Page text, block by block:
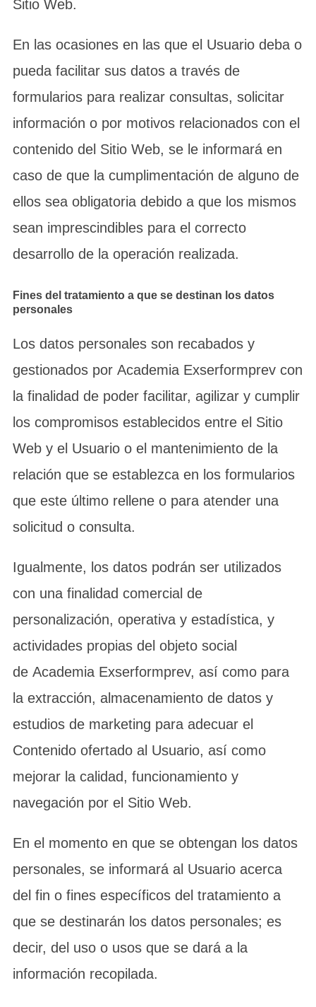
Sitio Web.
En las ocasiones en las que el Usuario deba o
pueda facilitar sus datos a través de
formularios para realizar consultas, solicitar
información o por motivos relacionados con el
contenido del Sitio Web, se le informará en
caso de que la cumplimentación de alguno de
ellos sea obligatoria debido a que los mismos
sean imprescindibles para el correcto
desarrollo de la operación realizada.
Fines del tratamiento a que se destinan los datos
personales
Los datos personales son recabados y
gestionados por Academia Exserformprev con
la finalidad de poder facilitar, agilizar y cumplir
los compromisos establecidos entre el Sitio
Web y el Usuario o el mantenimiento de la
relación que se establezca en los formularios
que este último rellene o para atender una
solicitud o consulta.
Igualmente, los datos podrán ser utilizados
con una finalidad comercial de
personalización, operativa y estadística, y
actividades propias del objeto social
de Academia Exserformprev, así como para
la extracción, almacenamiento de datos y
estudios de marketing para adecuar el
Contenido ofertado al Usuario, así como
mejorar la calidad, funcionamiento y
navegación por el Sitio Web.
En el momento en que se obtengan los datos
personales, se informará al Usuario acerca
del fin o fines específicos del tratamiento a
que se destinarán los datos personales; es
decir, del uso o usos que se dará a la
información recopilada.